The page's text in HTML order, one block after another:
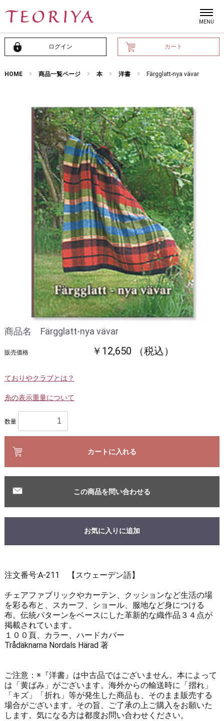
ログイン カート
HOME 商品一覧ページ 本 洋書 Färgglatt-nya vävar
商品名 Färgglatt-nya vävar
販売価格 ￥12,650 （税込）
ておりやクラブとは？
糸の表示重量について
数量
カートに入れる
この商品を問い合わせる
お気に入りに追加
注文番号:A-211 【スウェーデン語】
チェアファブリックやカーテン、クッションなど生活の場
を彩る布と、スカーフ、ショール、服地など身につける
布。伝統パターンをベースにした革新的な織作品３４点が
掲載されています。
１００頁、カラー、ハードカバー
Trådäknarna Nordals Härad 著
ご注意：※『洋書』は中古品ではございません。本によって
は「黄ばみ」がございます。海外からの輸送時に「摺れ」
「キズ」「折れ」等が発生した商品も、そのまま販売する
場合がございます。その旨、ご了承の上ご購入をお願いた
します。気になる方は都度お問い合わせください。